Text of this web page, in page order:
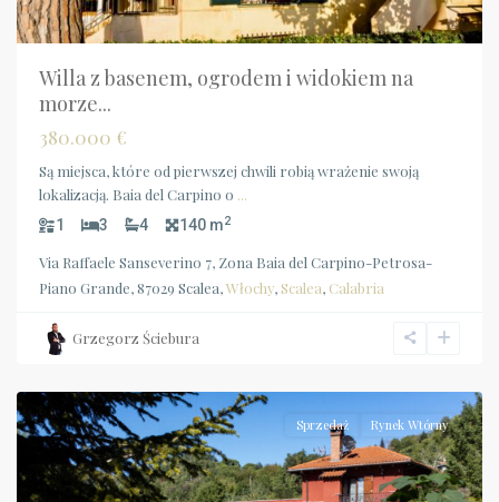
Willa z basenem, ogrodem i widokiem na
morze...
380.000 €
Są miejsca, które od pierwszej chwili robią wrażenie swoją
lokalizacją. Baia del Carpino o ...
1 3 4 140 m2
Via Raffaele Sanseverino 7, Zona Baia del Carpino-Petrosa-
Piano Grande, 87029 Scalea,Włochy, Scalea, Calabria
Grzegorz Ściebura
Lazio,
Sprzedaż Rynek Wtórny